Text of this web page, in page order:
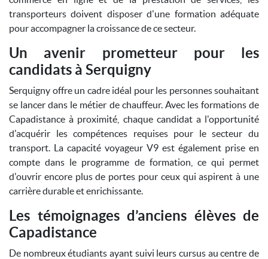
transporteurs doivent disposer d'une formation adéquate
pour accompagner la croissance de ce secteur.
Un avenir prometteur pour les
candidats à Serquigny
Serquigny offre un cadre idéal pour les personnes souhaitant
se lancer dans le métier de chauffeur. Avec les formations de
Capadistance à proximité, chaque candidat a l'opportunité
d'acquérir les compétences requises pour le secteur du
transport. La capacité voyageur V9 est également prise en
compte dans le programme de formation, ce qui permet
d'ouvrir encore plus de portes pour ceux qui aspirent à une
carrière durable et enrichissante.
Les témoignages d’anciens élèves de
Capadistance
De nombreux étudiants ayant suivi leurs cursus au centre de